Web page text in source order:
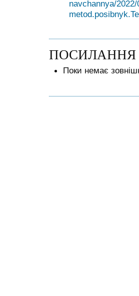
navchannya/
ПОСИЛАННЯ
Поки немає